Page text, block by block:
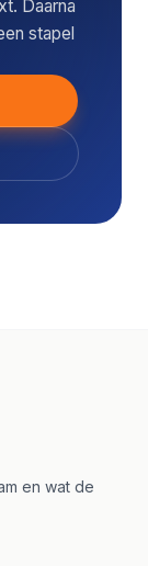
Daarna
stapel
en wat de